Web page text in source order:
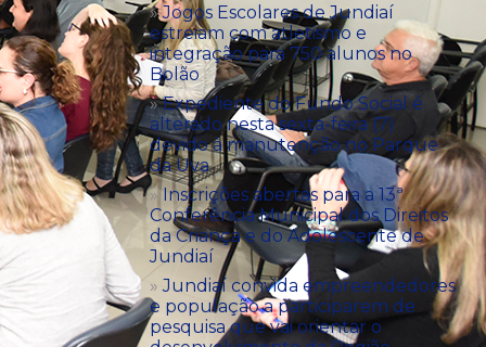
Jogos Escolares de Jundiaí
estreiam com atletismo e
integração para 750 alunos no
Bolão
Expediente do Fundo Social é
alterado nesta sexta-feira (7)
devido à manutenção no Parque
da Uva
Inscrições abertas para a 13ª
Conferência Municipal dos Direitos
da Criança e do Adolescente de
Jundiaí
Jundiaí convida empreendedores
e população a participarem de
pesquisa que vai orientar o